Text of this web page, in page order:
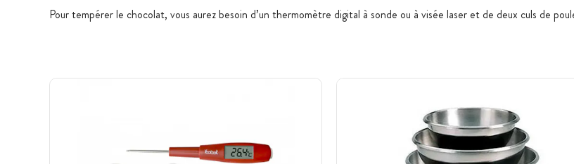
Pour tempérer le chocolat, vous aurez besoin d’un thermomètre digital à sonde ou à visée laser et de deux culs de